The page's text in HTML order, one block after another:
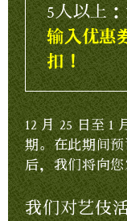
5人以上
输入优惠
扣！
12 月 25 日至 1
期。在此期间
后，我们将向您
我们对艺伎